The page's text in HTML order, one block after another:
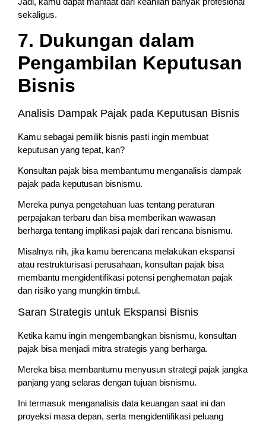
sekaligus.
7. Dukungan dalam
Pengambilan Keputusan
Bisnis
Analisis Dampak Pajak pada Keputusan Bisnis
Kamu sebagai pemilik bisnis pasti ingin membuat
keputusan yang tepat, kan?
Konsultan pajak bisa membantumu menganalisis dampak
pajak pada keputusan bisnismu.
Mereka punya pengetahuan luas tentang peraturan
perpajakan terbaru dan bisa memberikan wawasan
berharga tentang implikasi pajak dari rencana bisnismu.
Misalnya nih, jika kamu berencana melakukan ekspansi
atau restrukturisasi perusahaan, konsultan pajak bisa
membantu mengidentifikasi potensi penghematan pajak
dan risiko yang mungkin timbul.
Saran Strategis untuk Ekspansi Bisnis
Ketika kamu ingin mengembangkan bisnismu, konsultan
pajak bisa menjadi mitra strategis yang berharga.
Mereka bisa membantumu menyusun strategi pajak jangka
panjang yang selaras dengan tujuan bisnismu.
Ini termasuk menganalisis data keuangan saat ini dan
proyeksi masa depan, serta mengidentifikasi peluang